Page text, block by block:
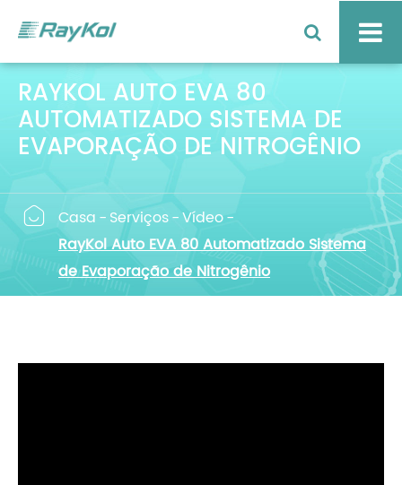
RAYKOL AUTO EVA 80
AUTOMATIZADO SISTEMA DE
EVAPORAÇÃO DE NITROGÊNIO
 Casa Serviços Vídeo
RayKol Auto EVA 80 Automatizado Sistema
de Evaporação de Nitrogênio